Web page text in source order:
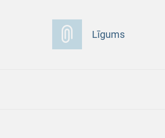
Līgums